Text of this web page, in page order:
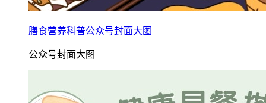
膳食营养科普公众号封面大图
公众号封面大图